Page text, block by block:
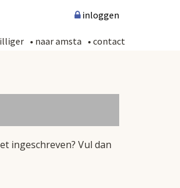
naar amsta contact
inloggen
ingeschreven? Vul dan